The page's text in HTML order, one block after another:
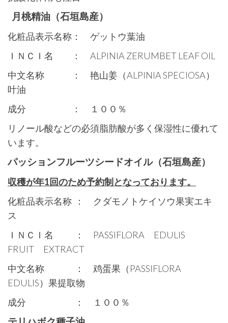
月桃精油（石垣島産）
化粧品表示名称： ゲットウ葉油
ＩＮＣＩ名 ： ALPINIA ZERUMBET LEAF OIL
中文名称 ： 艳山姜（ALPINIA SPECIOSA）
叶油
成分 ： １００％
リノール酸などの必須脂肪酸が多く保湿性に優れて
います。
パッションフルーツシードオイル（石垣島産）
収穫が年1回のため予約制となっております。
化粧品表示名称 ： クダモノトケイソウ果実エキ
ス
ＩＮＣＩ名 ： PASSIFLORA EDULIS
FRUIT EXTRACT
中文名称 ： 鸡蛋果（PASSIFLORA
EDULIS）果提取物
成分 ： １００％